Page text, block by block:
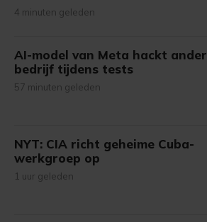
4 minuten geleden
AI-model van Meta hackt ander
bedrijf tijdens tests
57 minuten geleden
NYT: CIA richt geheime Cuba-
werkgroep op
1 uur geleden